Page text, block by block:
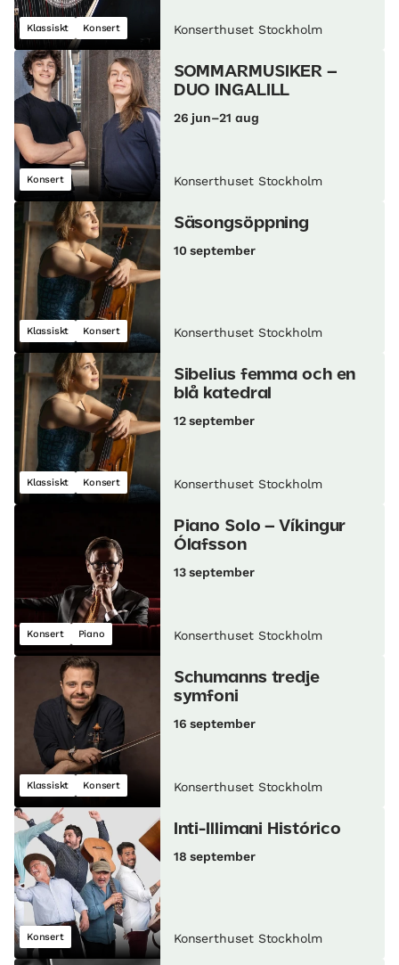
Klassiskt Konsert Konserthuset Stockholm
Konsert
SOMMARMUSIKER –
DUO INGALILL
26 jun–21 aug
Konserthuset Stockholm
Klassiskt Konsert
Säsongsöppning
10 september
Konserthuset Stockholm
Klassiskt Konsert
Sibelius femma och en
blå katedral
12 september
Konserthuset Stockholm
Konsert Piano
Piano Solo – Víkingur
Ólafsson
13 september
Konserthuset Stockholm
Klassiskt Konsert
Schumanns tredje
symfoni
16 september
Konserthuset Stockholm
Konsert
Inti-Illimani Histórico
18 september
Konserthuset Stockholm